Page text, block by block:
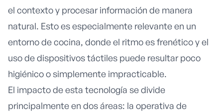
el contexto y procesar información de manera
natural. Esto es especialmente relevante en un
entorno de cocina, donde el ritmo es frenético y el
uso de dispositivos táctiles puede resultar poco
higiénico o simplemente impracticable.
El impacto de esta tecnología se divide
principalmente en dos áreas: la operativa de